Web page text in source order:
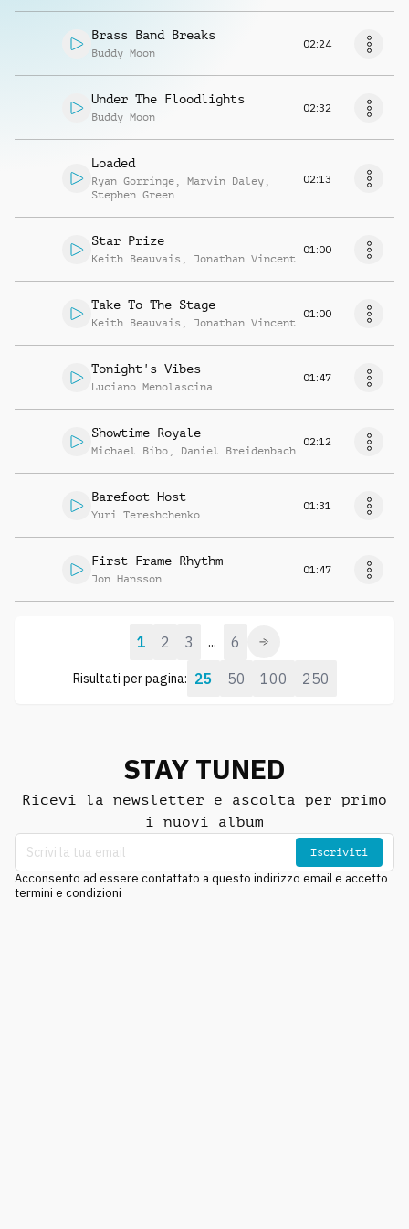
Brass Band Breaks
Buddy Moon
02:24
Under The Floodlights
Buddy Moon
02:32
Loaded
Ryan Gorringe , Marvin Daley ,
Stephen Green
02:13
Star Prize
Keith Beauvais , Jonathan Vincent
01:00
Take To The Stage
Keith Beauvais , Jonathan Vincent
01:00
Tonight's Vibes
Luciano Menolascina
01:47
Showtime Royale
Michael Bibo , Daniel Breidenbach
02:12
Barefoot Host
Yuri Tereshchenko
01:31
First Frame Rhythm
Jon Hansson
01:47
Risultati per pagina: 25 50 100 250
1 2 3 ... 6
STAY TUNED
Ricevi la newsletter e ascolta per primo
i nuovi album
Iscriviti
Acconsento ad essere contattato a questo indirizzo email e accetto
termini e condizioni